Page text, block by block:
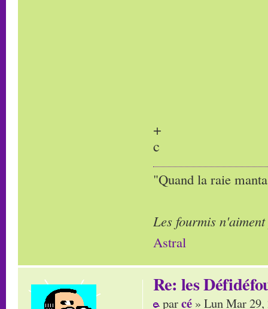
+
c
"Quand la raie
Les fourmis
Astral
Re: les
parcé » Lun Mar